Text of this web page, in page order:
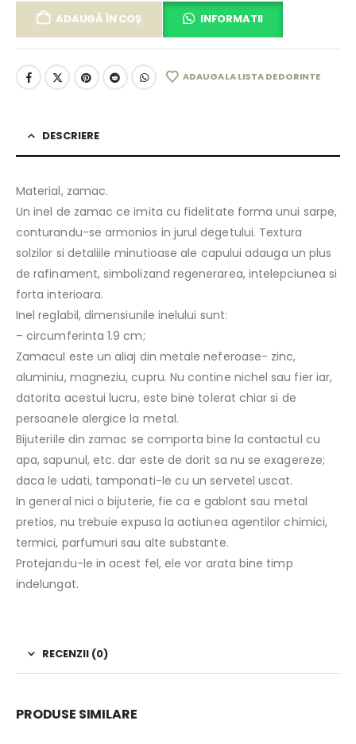
ADAUGĂ ÎN COȘ INFORMATII
ADAUGA LA LISTA DE DORINTE
DESCRIERE
Material, zamac.
Un inel de zamac ce imita cu fidelitate forma unui sarpe,
conturandu-se armonios in jurul degetului. Textura
solzilor si detaliile minutioase ale capului adauga un plus
de rafinament, simbolizand regenerarea, intelepciunea si
forta interioara.
Inel reglabil, dimensiunile inelului sunt:
– circumferinta 1.9 cm;
Zamacul este un aliaj din metale neferoase- zinc,
aluminiu, magneziu, cupru. Nu contine nichel sau fier iar,
datorita acestui lucru, este bine tolerat chiar si de
persoanele alergice la metal.
Bijuteriile din zamac se comporta bine la contactul cu
apa, sapunul, etc. dar este de dorit sa nu se exagereze;
daca le udati, tamponati-le cu un servetel uscat.
In general nici o bijuterie, fie ca e gablont sau metal
pretios, nu trebuie expusa la actiunea agentilor chimici,
termici, parfumuri sau alte substante.
Protejandu-le in acest fel, ele vor arata bine timp
indelungat.
RECENZII (0)
PRODUSE SIMILARE